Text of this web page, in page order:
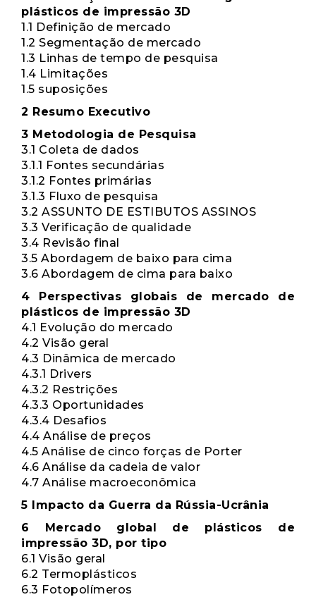
plásticos de impressão 3D
1.1 Definição de mercado
1.2 Segmentação de mercado
1.3 Linhas de tempo de pesquisa
1.4 Limitações
1.5 suposições
2 Resumo Executivo
3 Metodologia de Pesquisa
3.1 Coleta de dados
3.1.1 Fontes secundárias
3.1.2 Fontes primárias
3.1.3 Fluxo de pesquisa
3.2 ASSUNTO DE ESTIBUTOS ASSINOS
3.3 Verificação de qualidade
3.4 Revisão final
3.5 Abordagem de baixo para cima
3.6 Abordagem de cima para baixo
4 Perspectivas globais de mercado de
plásticos de impressão 3D
4.1 Evolução do mercado
4.2 Visão geral
4.3 Dinâmica de mercado
4.3.1 Drivers
4.3.2 Restrições
4.3.3 Oportunidades
4.3.4 Desafios
4.4 Análise de preços
4.5 Análise de cinco forças de Porter
4.6 Análise da cadeia de valor
4.7 Análise macroeconômica
5 Impacto da Guerra da Rússia-Ucrânia
6 Mercado global de plásticos de
impressão 3D, por tipo
6.1 Visão geral
6.2 Termoplásticos
6.3 Fotopolímeros